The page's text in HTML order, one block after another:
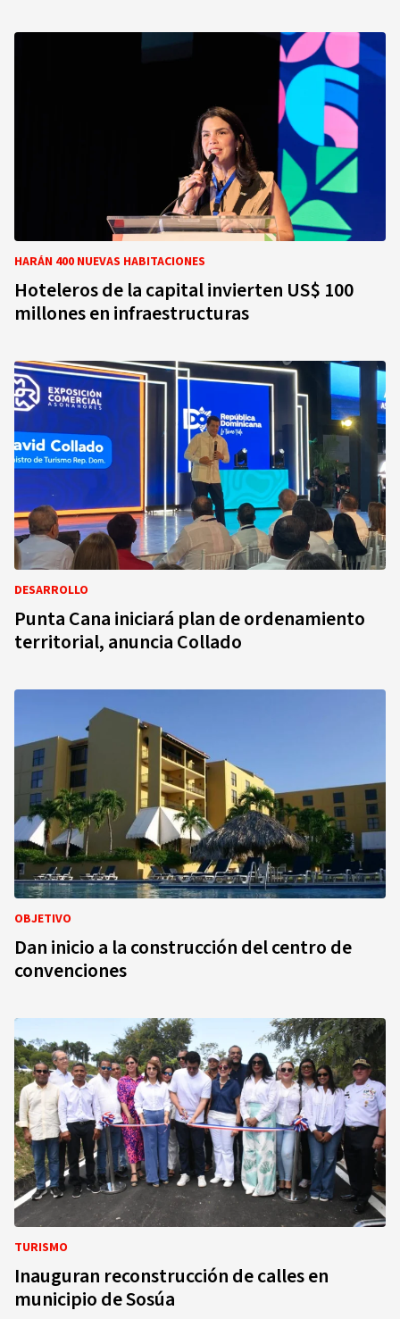
HARÁN 400 NUEVAS HABITACIONES
Hoteleros de la capital invierten US$ 100
millones en infraestructuras
DESARROLLO
Punta Cana iniciará plan de ordenamiento
territorial, anuncia Collado
OBJETIVO
Dan inicio a la construcción del centro de
convenciones
TURISMO
Inauguran reconstrucción de calles en
municipio de Sosúa